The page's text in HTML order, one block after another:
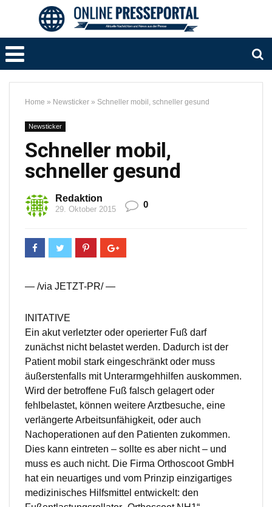
Home » Newsticker » Schneller mobil, schneller gesund
Newsticker
Schneller mobil,
schneller gesund
Redaktion
29. Oktober 2015 0
— /via JETZT-PR/ —
INITATIVE
Ein akut verletzter oder operierter Fuß darf
zunächst nicht belastet werden. Dadurch ist der
Patient mobil stark eingeschränkt oder muss
äußerstenfalls mit Unterarmgehhilfen auskommen.
Wird der betroffene Fuß falsch gelagert oder
fehlbelastet, können weitere Arztbesuche, eine
verlängerte Arbeitsunfähigkeit, oder auch
Nachoperationen auf den Patienten zukommen.
Dies kann eintreten – sollte es aber nicht – und
muss es auch nicht. Die Firma Orthoscoot GmbH
hat ein neuartiges und vom Prinzip einzigartiges
medizinisches Hilfsmittel entwickelt: den